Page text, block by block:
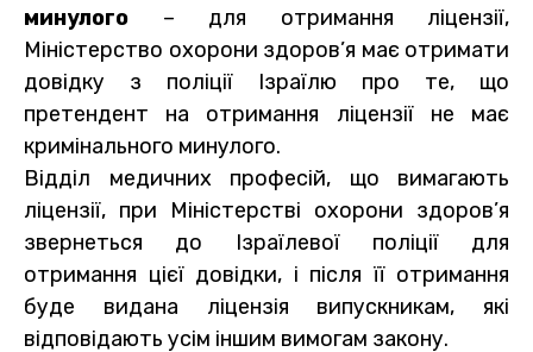
минулого – для отримання ліцензії,
Міністерство охорони здоров’я має отримати
довідку з поліції Ізраїлю про те, що
претендент на отримання ліцензії не має
кримінального минулого.
Відділ медичних професій, що вимагають
ліцензії, при Міністерстві охорони здоров’я
звернеться до Ізраїлевої поліції для
отримання цієї довідки, і після її отримання
буде видана ліцензія випускникам, які
відповідають усім іншим вимогам закону.